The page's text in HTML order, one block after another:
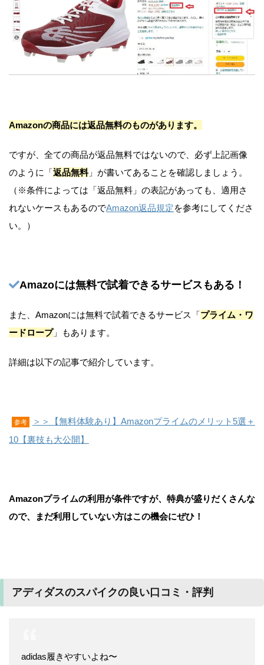
Amazonの商品には返品無料のものがあります。
ですが、全ての商品が返品無料ではないので、必ず上記画像
のように「返品無料」が書いてあることを確認しましょう。
（※条件によっては「返品無料」の表記があっても、適用さ
れないケースもあるのでAmazon返品規定を参考にしてくださ
い。）
Amazoには無料で試着できるサービスもある！
また、Amazonには無料で試着できるサービス「プライム・ワ
ードロープ」もあります。
詳細は以下の記事で紹介しています。
参考
＞＞【無料体験あり】Amazonプライムのメリット5選＋
10【裏技も大公開】
Amazonプライムの利用が条件ですが、特典が盛りだくさんな
ので、まだ利用していない方はこの機会にぜひ！
アディダスのスパイクの良い口コミ・評判
adidas履きやすいよね〜